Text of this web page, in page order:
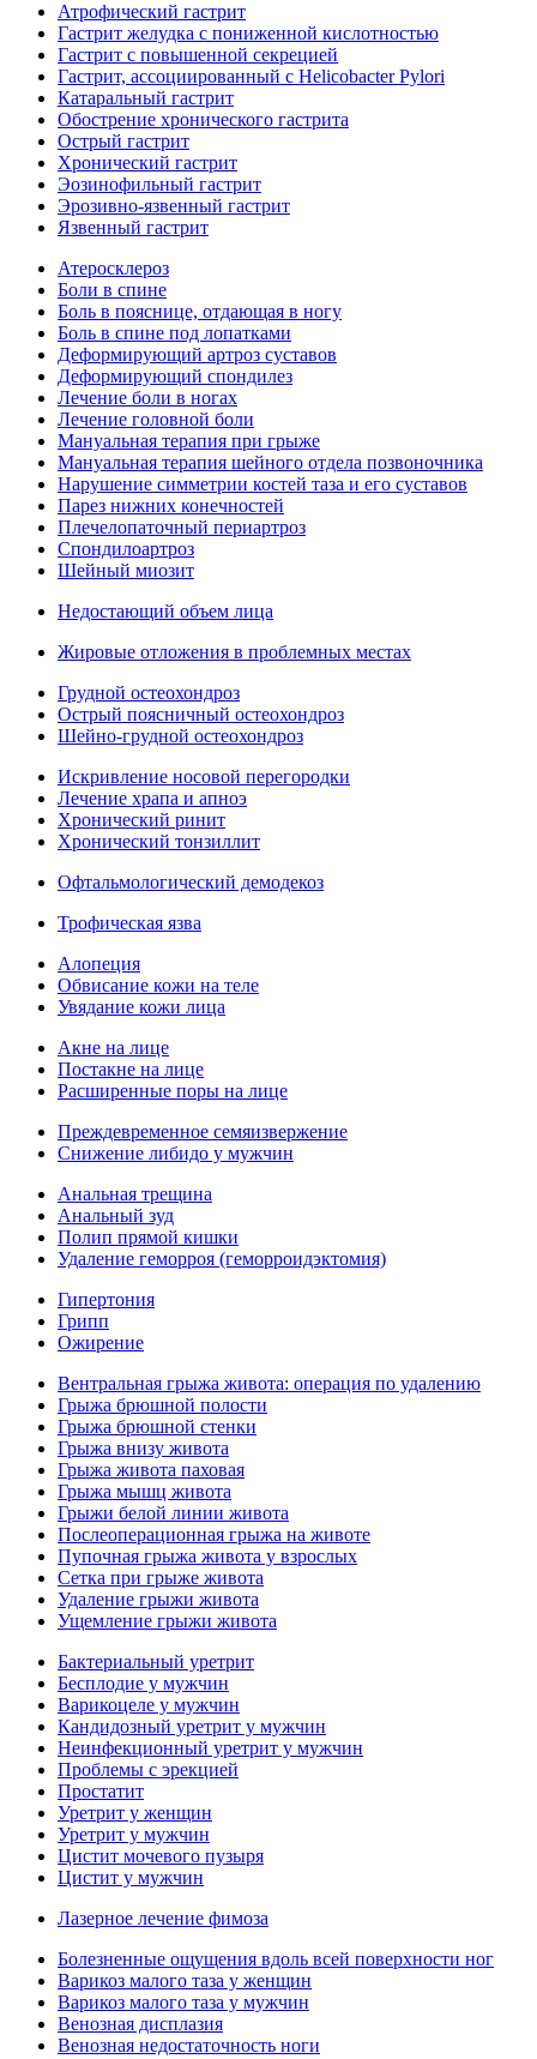
Атрофический гастрит
Гастрит желудка с пониженной кислотностью
Гастрит с повышенной секрецией
Гастрит, ассоциированный с Helicobacter Pylori
Катаральный гастрит
Обострение хронического гастрита
Острый гастрит
Хронический гастрит
Эозинофильный гастрит
Эрозивно-язвенный гастрит
Язвенный гастрит
Атеросклероз
Боли в спине
Боль в пояснице, отдающая в ногу
Боль в спине под лопатками
Деформирующий артроз суставов
Деформирующий спондилез
Лечение боли в ногах
Лечение головной боли
Мануальная терапия при грыже
Мануальная терапия шейного отдела позвоночника
Нарушение симметрии костей таза и его суставов
Парез нижних конечностей
Плечелопаточный периартроз
Спондилоартроз
Шейный миозит
Недостающий объем лица
Жировые отложения в проблемных местах
Грудной остеохондроз
Острый поясничный остеохондроз
Шейно-грудной остеохондроз
Искривление носовой перегородки
Лечение храпа и апноэ
Хронический ринит
Хронический тонзиллит
Офтальмологический демодекоз
Трофическая язва
Алопеция
Обвисание кожи на теле
Увядание кожи лица
Акне на лице
Постакне на лице
Расширенные поры на лице
Преждевременное семяизвержение
Снижение либидо у мужчин
Анальная трещина
Анальный зуд
Полип прямой кишки
Удаление геморроя (геморроидэктомия)
Гипертония
Грипп
Ожирение
Вентральная грыжа живота: операция по удалению
Грыжа брюшной полости
Грыжа брюшной стенки
Грыжа внизу живота
Грыжа живота паховая
Грыжа мышц живота
Грыжи белой линии живота
Послеоперационная грыжа на животе
Пупочная грыжа живота у взрослых
Сетка при грыже живота
Удаление грыжи живота
Ущемление грыжи живота
Бактериальный уретрит
Бесплодие у мужчин
Варикоцеле у мужчин
Кандидозный уретрит у мужчин
Неинфекционный уретрит у мужчин
Проблемы с эрекцией
Простатит
Уретрит у женщин
Уретрит у мужчин
Цистит мочевого пузыря
Цистит у мужчин
Лазерное лечение фимоза
Болезненные ощущения вдоль всей поверхности ног
Варикоз малого таза у женщин
Варикоз малого таза у мужчин
Венозная дисплазия
Венозная недостаточность ноги